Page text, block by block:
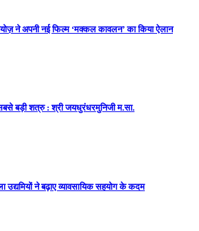
ने अपनी नई फिल्म ‘मक्कल कावलन’ का किया ऐलान
बड़ी शत्रु : श्री जयधुरंधरमुनिजी म.सा.
ने बढ़ाए व्यावसायिक सहयोग के कदम